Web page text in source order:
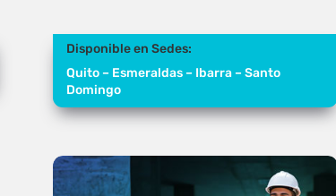
Disponible en Sedes:
Quito – Esmeraldas – Ibarra – Santo
Domingo